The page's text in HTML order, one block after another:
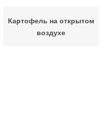
Картофель на открытом
воздухе